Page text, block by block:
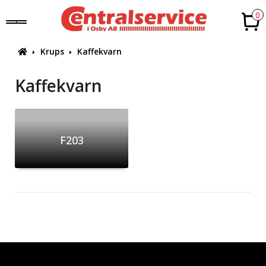
0
Krups Kaffekvarn
Kaffekvarn
F203